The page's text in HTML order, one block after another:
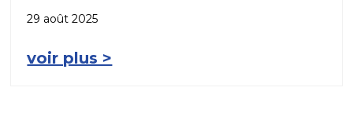
29 août 2025
voir plus >